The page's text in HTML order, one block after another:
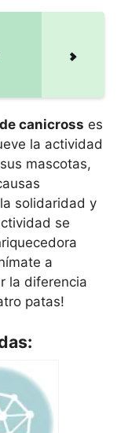
canicross es
la actividad
mascotas,
solidaridad y
se
a
la diferencia
patas!